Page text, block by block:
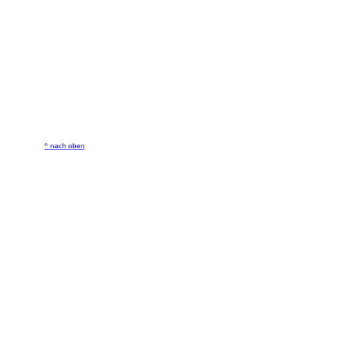
^ nach oben